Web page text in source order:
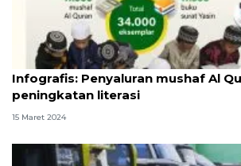
Infografik
Infografis: Penyaluran mushaf Al
peningkatan literasi
15 Maret 2024